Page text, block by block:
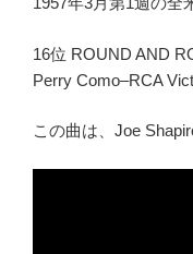
16位 ROUND AND
Perry Como–RCA
この曲は、Joe